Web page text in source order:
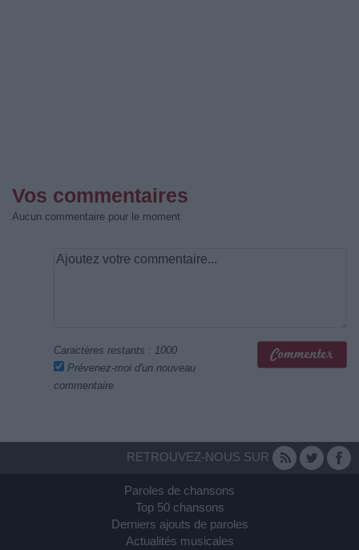
Vos commentaires
Aucun commentaire pour le moment
Caractères restants : 1000
Prévenez-moi d'un nouveau
commentaire
RETROUVEZ-NOUS SUR
Paroles de chansons
Top 50 chansons
Derniers ajouts de paroles
Actualités musicales